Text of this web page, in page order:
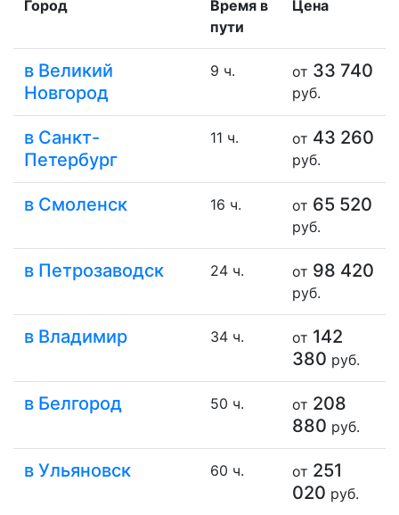
Город
Время в
пути
Цена
в Великий
Новгород
9 ч. от 33 740
руб.
в Санкт-
Петербург
11 ч. от 43 260
руб.
в Смоленск 16 ч. от 65 520
руб.
в Петрозаводск 24 ч. от 98 420
руб.
в Владимир 34 ч. от 142
380 руб.
в Белгород 50 ч. от 208
880 руб.
в Ульяновск 60 ч. от 251
020 руб.